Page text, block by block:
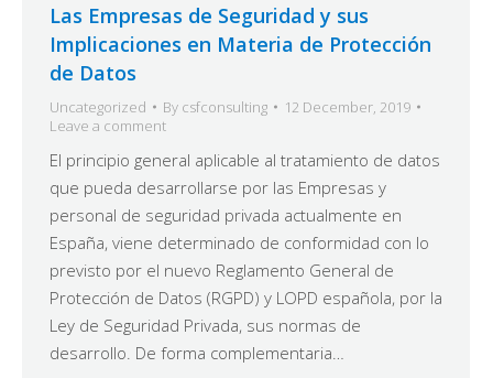
Las Empresas de Seguridad y sus
Implicaciones en Materia de Protección
de Datos
Uncategorized By csfconsulting
12 December, 2019
Leave a comment
El principio general aplicable al tratamiento de datos
que pueda desarrollarse por las Empresas y
personal de seguridad privada actualmente en
España, viene determinado de conformidad con lo
previsto por el nuevo Reglamento General de
Protección de Datos (RGPD) y LOPD española, por la
Ley de Seguridad Privada, sus normas de
desarrollo. De forma complementaria…